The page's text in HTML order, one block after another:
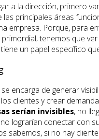
a la dirección, primero
las principales áreas
empresa. Porque, para
tenemos que
un papel específico
se encarga de generar
clientes y crear
serían invisibles, no
lograrían conectar con
sabemos, si no hay